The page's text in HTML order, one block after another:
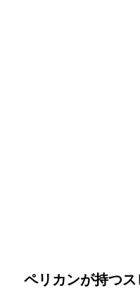
ペリカンが持つ